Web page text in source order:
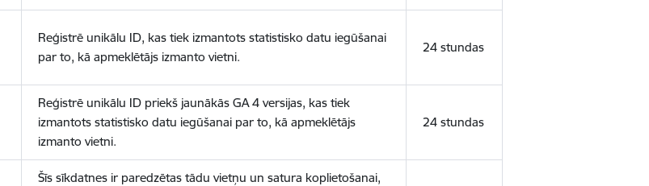
Reģistrē unikālu ID, kas tiek izmantots statistisko datu iegūšanai
par to, kā apmeklētājs izmanto vietni.
24 stundas
Reģistrē unikālu ID priekš jaunākās GA 4 versijas, kas tiek
izmantots statistisko datu iegūšanai par to, kā apmeklētājs
izmanto vietni.
24 stundas
Šīs sīkdatnes ir paredzētas tādu vietņu un satura koplietošanai,